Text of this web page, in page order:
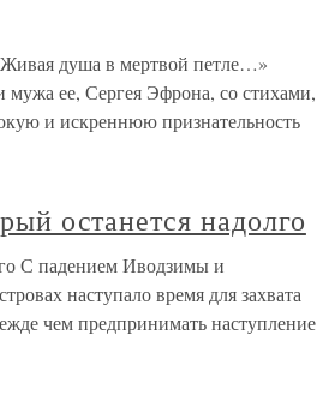
душа в мертвой петле…»
ее, Сергея Эфрона, со стихами,
и искреннюю признательность
останется надолго
С падением Иводзимы и
наступало время для захвата
чем предпринимать наступление